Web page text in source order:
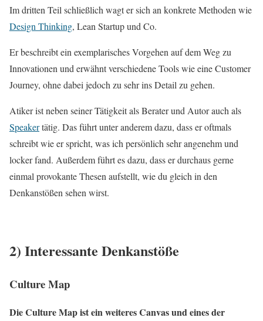
Im dritten Teil schließlich wagt er sich an konkrete Methoden wie
Design Thinking, Lean Startup und Co.
Er beschreibt ein exemplarisches Vorgehen auf dem Weg zu
Innovationen und erwähnt verschiedene Tools wie eine Customer
Journey, ohne dabei jedoch zu sehr ins Detail zu gehen.
Atiker ist neben seiner Tätigkeit als Berater und Autor auch als
Speakertätig. Das führt unter anderem dazu, dass er oftmals
schreibt wie er spricht, was ich persönlich sehr angenehm und
locker fand. Außerdem führt es dazu, dass er durchaus gerne
einmal provokante Thesen aufstellt, wie du gleich in den
Denkanstößen sehen wirst.
2) Interessante Denkanstöße
Culture Map
Die Culture Map ist ein weiteres Canvas und eines der